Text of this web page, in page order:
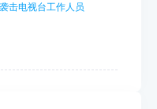
击电视台工作人员